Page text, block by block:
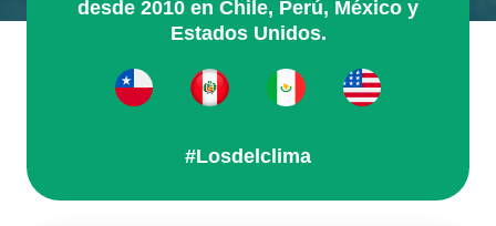
desde 2010 en Chile, Perú, México y
Estados Unidos.
#Losdelclima